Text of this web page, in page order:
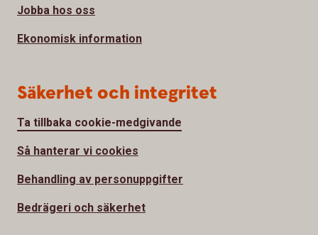
Jobba hos oss
Ekonomisk information
Säkerhet och integritet
Ta tillbaka cookie-medgivande
Så hanterar vi cookies
Behandling av personuppgifter
Bedrägeri och säkerhet